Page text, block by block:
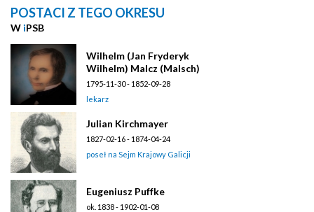
POSTACI Z TEGO OKRESU
W iPSB
Wilhelm (Jan Fryderyk
Wilhelm) Malcz (Malsch)
1795-11-30 - 1852-09-28
lekarz
Julian Kirchmayer
1827-02-16 - 1874-04-24
poseł na Sejm Krajowy Galicji
Eugeniusz Puffke
ok. 1838 - 1902-01-08